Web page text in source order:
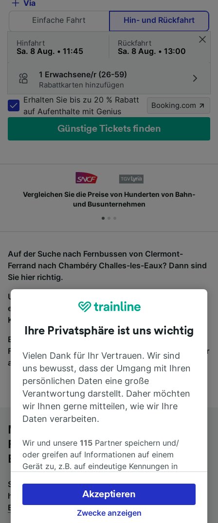
Via
Einfache Fahrt
Hin- und Rückfahrt
Hinfahrt Rückfahrt
1 Erwachsene/r (26-59)
Rabattkarten hinzufügen
Erhalten Sie bis zu 20 % Rabatt
auf Aufenthalte mit Genius
Booking.com
Günstige Tickets finden
Vergleichen Sie die Preise von Hunderten von Bahn-
und Busunternehmen
Auf der Suche nach Fernbussen von Clermont-
Ferrand nach Chambéry Challes-les-Eaux? Dann sind
Sie hier richtig.
Um Bustickets zu finden, starten Sie einfach oben
eine Suche und wir vergleichen Fahrtzeiten und
Kosten für Bahn- und Busreisen miteinander.
Egal, wohin die Reise geht – starten Sie mit uns.
Finden Sie hier Fahrkarten für Verbindungen von mehr
als 170 Bahn- und Busunternehmen.
Mit dem Fernbus von Clermont-
Ferrand nach Chambéry Challes-les-
Eaux
Suchen Sie nach einem Rückfahrtticket? Dann bitte
hier entlang:
Fernbusse von Chambéry Challes-les-
Eaux nach Clermont-Ferrand.
Ihre Privatsphäre ist uns wichtig
Vielen Dank für Ihr Vertrauen. Wir sind
uns bewusst, dass der Umgang mit Ihren
persönlichen Daten eine große
Verantwortung darstellt. Daher möchten
wir Ihnen gerne mitteilen, wie wir Ihre
Daten verarbeiten.
Wir und unsere115 Partner speichern und/
oder greifen auf Informationen auf einem
Gerät zu, z.B. auf eindeutige Kennungen in
verarbeiten. Sie können Ihre Präferenzen
akzeptieren oder verwalten, einschließlich
Ihres Widerspruchsrechts bei berechtigtem
Zwecke anzeigen
Akzeptieren